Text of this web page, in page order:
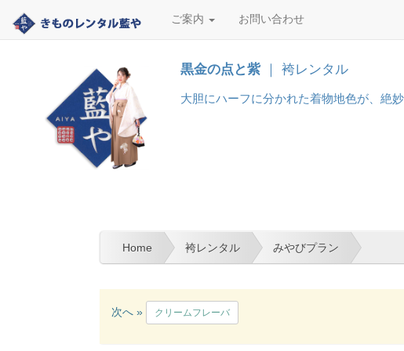
ご案内 お問い合わせ
黒金の点と紫 ｜ 袴レンタル
大胆にハーフに分かれた着物地色が、絶
Home 袴レンタル みやびプラン
次へ » クリームフレーバ